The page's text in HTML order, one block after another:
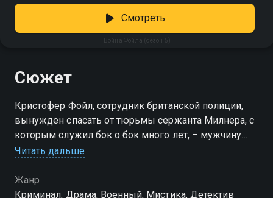
Война Фойла (сезон 5)
Смотреть
Сюжет
Кристофер Фойл, сотрудник британской полиции,
вынужден спасать от тюрьмы сержанта Милнера, с
которым служил бок о бок много лет, – мужчину
обвиняют в смерти нелюбимой супруги. А еще в
придется пережить семейную трагедию вместе с
крестницей Лидией и столкнуться с вопиющим
Читать дальше
Жанр
Криминал, Драма, Военный, Мистика, Детектив